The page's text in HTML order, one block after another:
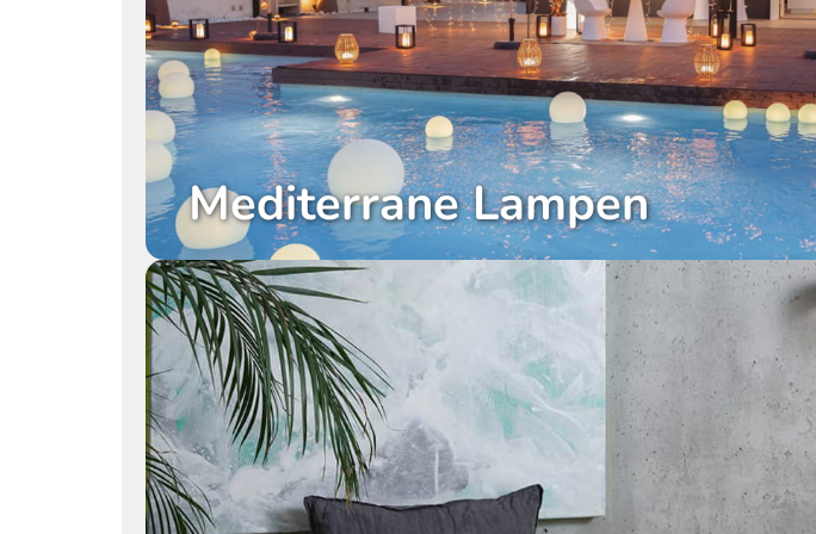
Mediterrane Lampen